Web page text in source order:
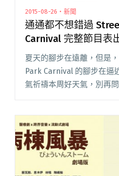
2015-08-26・新聞
通通都不想錯過
Carnival 完整節目表
夏天的腳步在遠離，但是
Park Carnival 的腳步在逼
氣祈禱本周好天氣，別再
費入場，讓我們用這場盛
全文 "通通都不想錯過
Carnival 完整節目表出來